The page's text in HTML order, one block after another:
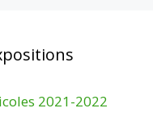
2021-2022